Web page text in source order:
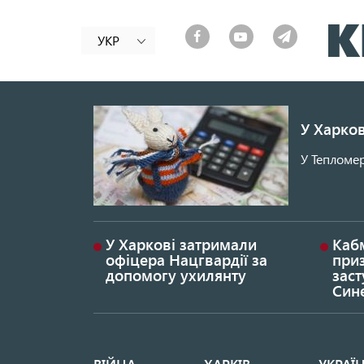
УКР
У
У
У Харкові затримали
офіцера Нацгвардії за
допомогу ухилянту